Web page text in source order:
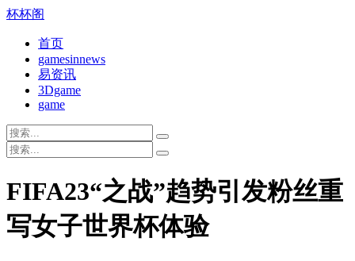
杯杯阁
首页
gamesinnews
易资讯
3Dgame
game
FIFA23“之战”趋势引发粉丝重
写女子世界杯体验